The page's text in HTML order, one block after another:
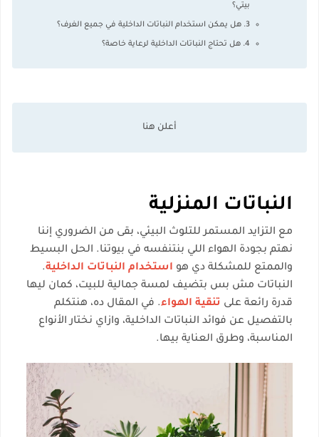
بيتي؟
3. هل يمكن استخدام النباتات الداخلية في جميع الغرف؟
4. هل تحتاج النباتات الداخلية لرعاية خاصة؟
النباتات المنزلية
مع التزايد المستمر للتلوث البيئي، بقى من الضروري إننا
نهتم بجودة الهواء اللي بنتنفسه في بيوتنا. الحل البسيط
والممتع للمشكلة دي هو استخدام النباتات الداخلية.
النباتات مش بس بتضيف لمسة جمالية للبيت، كمان ليها
قدرة رائعة على تنقية الهواء. في المقال ده، هنتكلم
بالتفصيل عن فوائد النباتات الداخلية، وازاي نختار الأنواع
المناسبة، وطرق العناية بيها.